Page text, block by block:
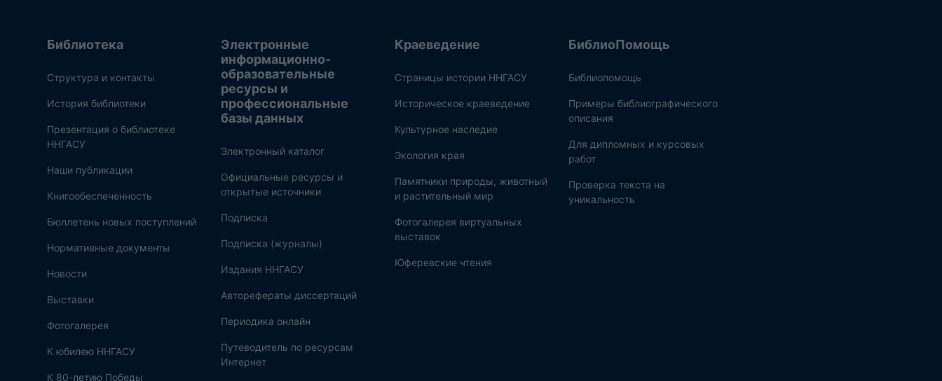
Библиотека
Структура и контакты
История библиотеки
Презентация о библиотеке
ННГАСУ
Наши публикации
Книгообеспеченность
Бюллетень новых поступлений
Нормативные документы
Новости
Выставки
Фотогалерея
К юбилею ННГАСУ
К 80-летию Победы
Электронные
информационно-
образовательные
ресурсы и
профессиональные
базы данных
Электронный каталог
Официальные ресурсы и
открытые источники
Подписка
Подписка (журналы)
Издания ННГАСУ
Авторефераты диссертаций
Периодика онлайн
Путеводитель по ресурсам
Интернет
Краеведение
Страницы истории ННГАСУ
Историческое краеведение
Культурное наследие
Экология края
Памятники природы, животный
и растительный мир
Фотогалерея виртуальных
выставок
Юферевские чтения
БиблиоПомощь
Библиопомощь
Примеры библиографического
описания
Для дипломных и курсовых
работ
Проверка текста на
уникальность